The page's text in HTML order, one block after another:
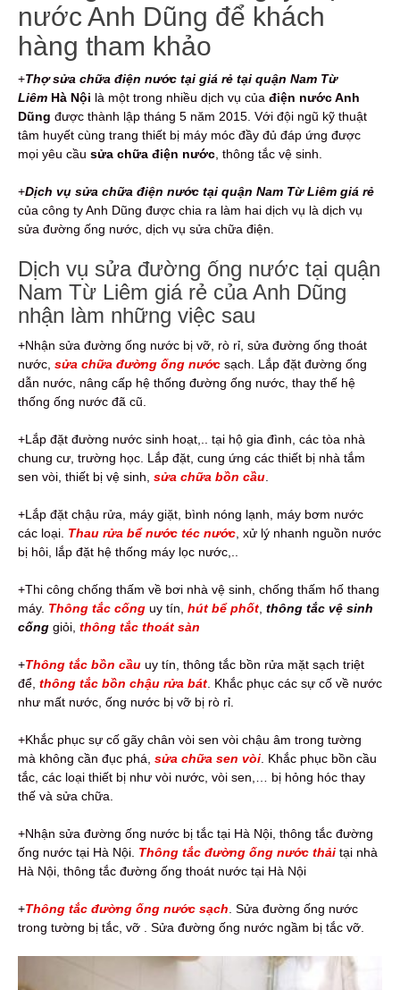
nước Anh Dũng để khách
hàng tham khảo
+Thợ sửa chữa điện nước tại giá rẻ tại quận Nam Từ
Liêm Hà Nội là một trong nhiều dịch vụ của điện nước Anh
Dũng được thành lập tháng 5 năm 2015. Với đội ngũ kỹ thuật
tâm huyết cùng trang thiết bị máy móc đầy đủ đáp ứng được
mọi yêu cầu sửa chữa điện nước , thông tắc vệ sinh.
+Dịch vụ sửa chữa điện nước tại quận Nam Từ Liêm giá rẻ
của công ty Anh Dũng được chia ra làm hai dịch vụ là dịch vụ
sửa đường ống nước, dịch vụ sửa chữa điện.
Dịch vụ sửa đường ống nước tại quận
Nam Từ Liêm giá rẻ của Anh Dũng
nhận làm những việc sau
+Nhận sửa đường ống nước bị vỡ, rò rỉ, sửa đường ống thoát
nước, sửa chữa đường ống nước sạch. Lắp đặt đường ống
dẫn nước, nâng cấp hệ thống đường ống nước, thay thế hệ
thống ống nước đã cũ.
+Lắp đặt đường nước sinh hoạt,.. tại hộ gia đình, các tòa nhà
chung cư, trường học. Lắp đặt, cung ứng các thiết bị nhà tắm
sen vòi, thiết bị vệ sinh, sửa chữa bồn cầu
+Lắp đặt chậu rửa, máy giặt, bình nóng lạnh, máy bơm nước
các loại. Thau rửa bể nước téc nước , xử lý nhanh nguồn nước
bị hôi, lắp đặt hệ thống máy lọc nước,..
+Thi công chống thấm về bơi nhà vệ sinh, chống thấm hố thang
máy. Thông tắc cống uy tín, hút bể phốt thông tắc vệ sinh
cống giỏi, thông tắc thoát sàn
+Thông tắc bồn cầu uy tín, thông tắc bồn rửa mặt sạch triệt
để, thông tắc bồn chậu rửa bát . Khắc phục các sự cố về nước
như mất nước, ống nước bị vỡ bị rò rỉ.
+Khắc phục sự cố gãy chân vòi sen vòi chậu âm trong tường
mà không cần đục phá, sửa chữa sen vòi . Khắc phục bồn cầu
tắc, các loại thiết bị như vòi nước, vòi sen,… bị hỏng hóc thay
thế và sửa chữa.
+Nhận sửa đường ống nước bị tắc tại Hà Nội, thông tắc đường
ống nước tại Hà Nội. Thông tắc đường ống nước thải tại nhà
Hà Nội, thông tắc đường ống thoát nước tại Hà Nội
+Thông tắc đường ống nước sạch . Sửa đường ống nước
trong tường bị tắc, vỡ . Sửa đường ống nước ngầm bị tắc vỡ.